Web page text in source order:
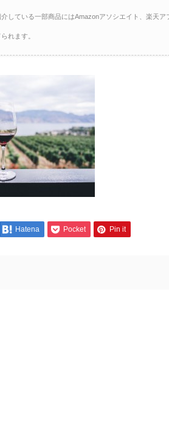
している一部商品にはAmazonアソシエイト、楽天
れます。
Hatena Pocket Pin it